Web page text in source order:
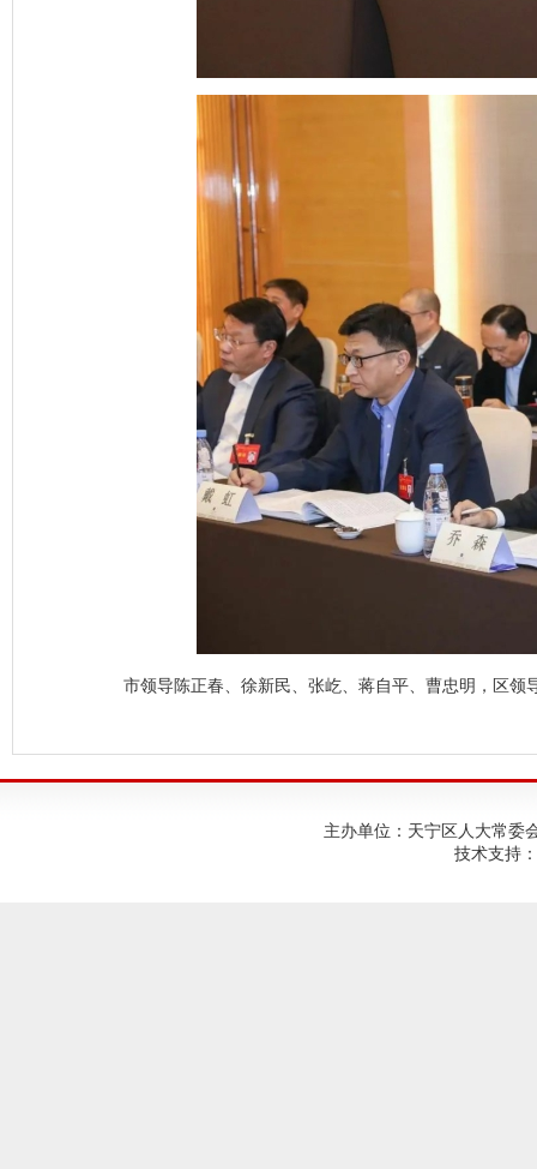
市领导陈正春、徐新民、张屹、蒋自平、曹忠明，区领
主办单位：天宁区人大常委
技术支持